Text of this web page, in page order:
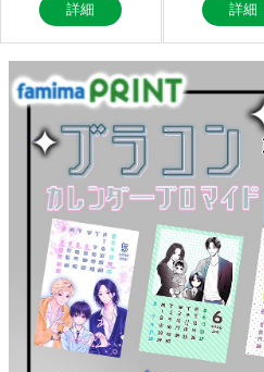
詳細 詳細